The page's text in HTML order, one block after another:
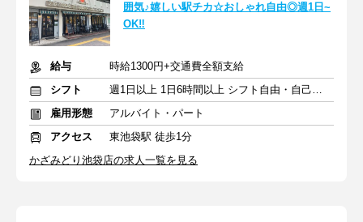
囲気♪嬉しい駅チカ☆おしゃれ自由◎週1日~
OK‼
給与
時給1300円+交通費全額支給
シフト
週1日以上 1日6時間以上 シフト自由・自己申告
雇用形態
アルバイト・パート
アクセス
東池袋駅 徒歩1分
かざみどり池袋店の求人一覧を見る